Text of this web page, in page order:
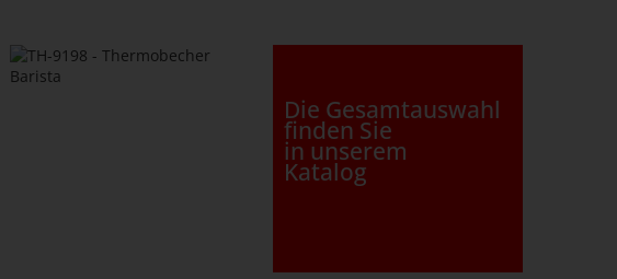
Die Gesamtauswahl
finden Sie
in unserem
Katalog